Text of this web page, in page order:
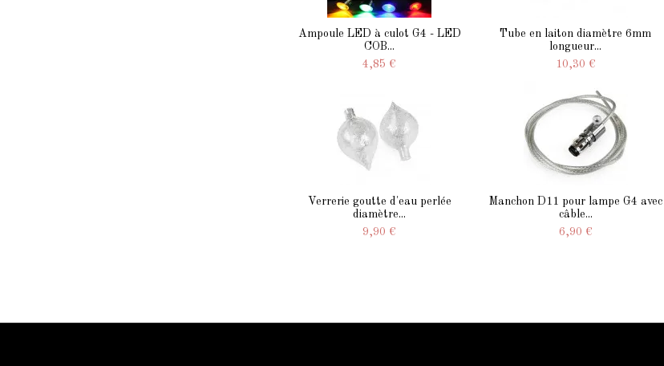
Ampoule LED à culot G4 - LED
COB...
4,85 €
Tube en laiton diamètre 6mm
longueur...
10,30 €
Verrerie goutte d'eau perlée
diamètre...
9,90 €
Manchon D11 pour lampe G4 avec
câble...
6,90 €